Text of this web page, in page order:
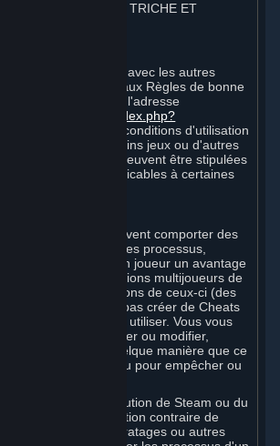
SUR INTERNET, TRICHE ET
ligne et vos rapports avec les autres
être conformes aux Règles de bonne
Steam, disponibles à l'adresse
index.php?
. En fonction des conditions d'utilisation
tiers hébergeant certains jeux ou d'autres
supplémentaires peuvent être stipulées
de Souscription applicables à certaines
et Services peuvent comporter des
pour identifier les processus,
qui confèrent à un joueur un avantage
lorsqu'il joue aux versions multijoueurs de
ou de modifications de ceux-ci (des
vous engagez à ne pas créer de Cheats
à en créer ou à en utiliser. Vous vous
désactiver, contourner ou modifier,
et de quelque manière que ce
du logiciel conçu pour empêcher ou
ne pas altérer l'exécution de Steam ou du
sauf autorisation contraire de
de Cheats, mods, piratages ou autres